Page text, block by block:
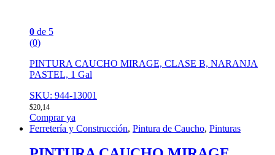
0 de 5
(0)
PINTURA CAUCHO MIRAGE, CLASE B, NARANJA
PASTEL, 1 Gal
SKU: 944-13001
$20,14
Comprar ya
Ferretería y Construcción, Pintura de Caucho, Pinturas